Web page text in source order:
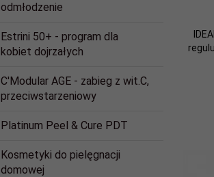
odmłodzenie
Estrini 50+ - program dla
kobiet dojrzałych
C'Modular AGE - zabieg z wit.C,
przeciwstarzeniowy
Platinum Peel & Cure PDT
Kosmetyki do pielęgnacji
domowej